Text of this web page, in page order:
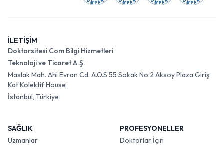
İLETİŞİM
Doktorsitesi Com Bilgi Hizmetleri
Teknoloji ve Ticaret A.Ş.
Maslak Mah. Ahi Evran Cd. A.O.S 55 Sokak No:2 Aksoy Plaza Giriş
Kat Kolektif House
İstanbul, Türkiye
SAĞLIK
Uzmanlar
PROFESYONELLER
Doktorlar İçin